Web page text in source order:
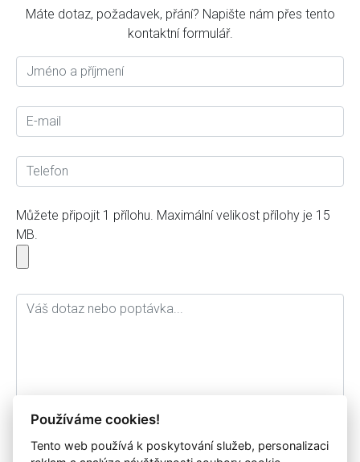
Máte dotaz, požadavek, přání? Napište nám přes tento
kontaktní formulář.
Můžete připojit 1 přílohu. Maximální velikost přílohy je 15
MB.
Souhlasím se zpracováním osobních údajů a jejich
Používáme cookies!
Tento web používá k poskytování služeb, personalizaci